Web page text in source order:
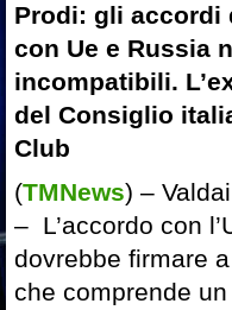
Prodi: gli accordi
con Ue e Russia
incompatibili.
del Consiglio
Club
(TMNews) –
– L’accordo con
dovrebbe firmare
che comprende